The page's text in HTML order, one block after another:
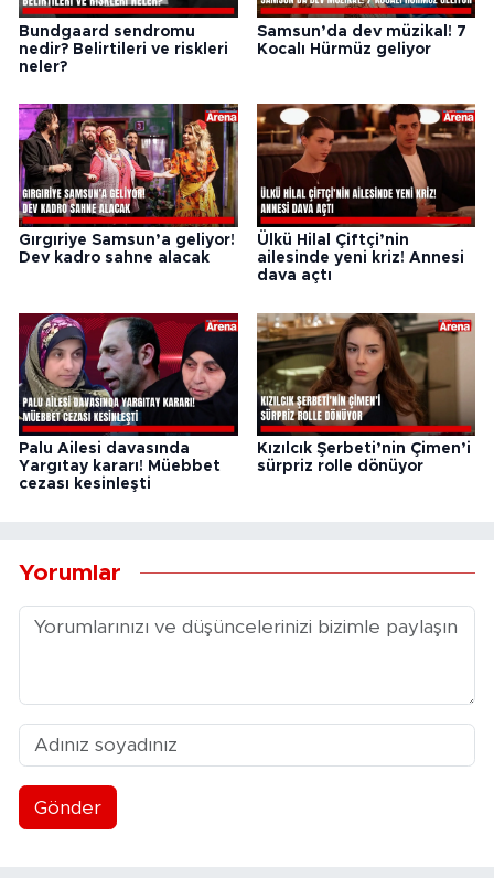
Bundgaard sendromu
nedir? Belirtileri ve riskleri
neler?
Samsun’da dev müzikal! 7
Kocalı Hürmüz geliyor
Gırgıriye Samsun’a geliyor!
Dev kadro sahne alacak
Ülkü Hilal Çiftçi’nin
ailesinde yeni kriz! Annesi
dava açtı
Palu Ailesi davasında
Yargıtay kararı! Müebbet
cezası kesinleşti
Kızılcık Şerbeti’nin Çimen’i
sürpriz rolle dönüyor
Yorumlar
Gönder